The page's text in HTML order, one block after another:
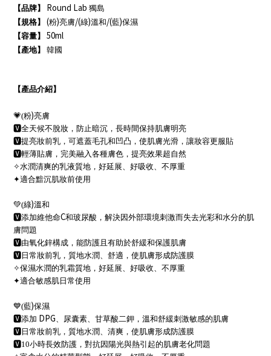
【品牌】
Round Lab 獨島
【規格】
(粉)亮膚/(綠)溫和/(藍)保濕
【容量】
50ml
【產地】 韓國
【產品介紹】
💗(粉)亮膚
🆅全天候不脫妝，防止暗沉，長時間保持肌膚明亮
🆅提亮妝前乳，可遮蓋毛孔和凹凸，使肌膚光滑，讓妝容更服貼
🆅輕薄貼膚，完美融入各種膚色，提亮效果超自然
✧水潤清爽的乳液質地，好延展、好吸收、不厚重
✦適合黯沉肌妝前使用
💚(綠)溫和
🆅添加維他命C和玻尿酸，解決因外部環境刺激而失去光彩和水分的肌
膚問題
🆅由氧化鋅構成，能防護且有助於舒緩和保護肌膚
🆅 日常妝前乳， 質地水潤、舒適，使肌膚形成防護膜
✧保濕水潤的乳霜質地，好延展、好吸收、不厚重
✦適合敏感肌日常使用
💙(藍)保濕
🆅添加 DPG、尿囊素、甘草酸二鉀，溫和舒緩刺激敏感的肌膚
🆅 日常妝前乳， 質地水潤、清爽，使肌膚形成防護膜
🆅10小時長效防護，對抗因陽光與熱引起的肌膚老化問題